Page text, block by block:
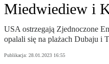
Miedwiediew i
USA ostrzegają Zjednoczone
opalali się na plażach Dubaju i
Publikacja: 28.01.2023 16:55